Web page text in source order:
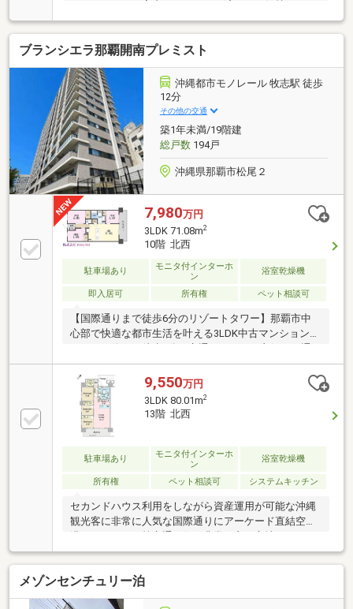
にもおすすめ。室内はリフォーム済みで、気持ちよく
新生活をスタートできます。システムキッチン採用、
バストイレ別設計で水まわりも清潔で快適です。駐車
場1台分を確保しお車の方も安心。最寄りバス停まで
徒歩5分、ゆいレール「牧志」駅まで徒歩11分と交通
アクセスも充実。さらに国際通りまで徒歩圏内！飲食
店やコンビニ、ドラッグストアなど多彩な生活利便施
設が身近に揃います。那覇市中心部ならではの高い利
便性を享受しながら、快適な住環境も手に入れられる
魅力的な物件です。
ブランシエラ那覇開南プレミスト
沖縄都市モノレール 牧志駅 徒歩
12分
その他の交通
築1年未満/19階建
総戸数194戸
沖縄県那覇市松尾２
7,980万円
3LDK 71.08m2
10階 北西
駐車場あり
モニタ付インターホ
ン
浴室乾燥機
即入居可 所有権 ペット相談可
【国際通りまで徒歩6分のリゾートタワー】那覇市中
心部で快適な都市生活を叶える3LDK中古マンションで
勤・通学や空港方面への移動にも便利です。室内は人
気の対面式キッチンを採用し、リビングとの一体感が
ある開放的な空間を演出。共用部分にはコンシェルジ
ュサービスを備え、日々の暮らしをきめ細かくサポー
トします。エレベーターは2基設置されており、混雑
時も待ち時間を軽減。オートロック採用で防犯面も安
心です。那覇市中心部ならではの便利な暮らしを始め
9,550万円
3LDK 80.01m2
13階 北西
駐車場あり
モニタ付インターホ
ン
浴室乾燥機
所有権 ペット相談可 システムキッチン
セカンドハウス利用をしながら資産運用が可能な沖縄
観光客に非常に人気な国際通りにアーケード直結空
メゾンセンチュリー泊